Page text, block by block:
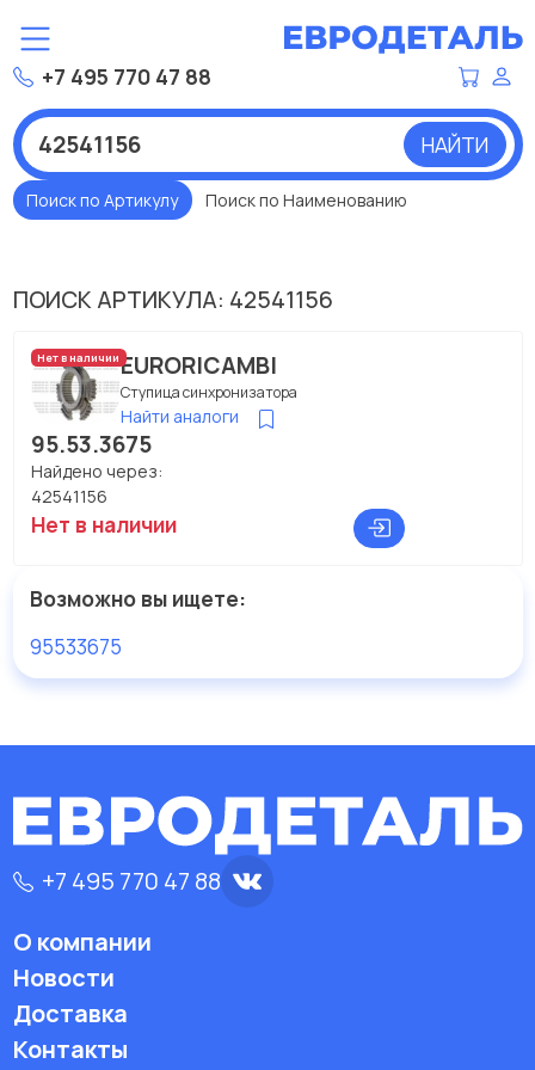
+7 495 770 47 88
НАЙТИ
Поиск по Артикулу Поиск по Наименованию
ПОИСК АРТИКУЛА: 42541156
Нет в наличииEURORICAMBI
Ступица синхронизатора
Найти аналоги
95.53.3675
Найдено через:
42541156
Нет в наличии
Возможно вы ищете:
95533675
+7 495 770 47 88
О компании
Новости
Доставка
Контакты